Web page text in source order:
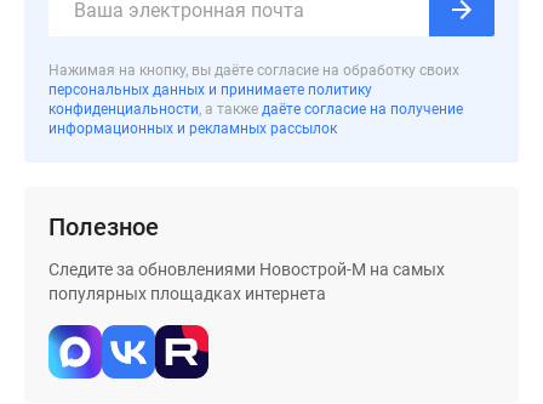
новостроек
застройщиком
Rutube
Поиск
Москве
реновации
Москве
Новостройки
Нажимая на кнопку, вы даёте согласие на обработку своих
персональных данных и принимаете политику
конфиденциальности, а также даёте согласие на получение
информационных и рекламных рассылок
Полезное
Следите за обновлениями Новострой-М на самых
популярных площадках интернета